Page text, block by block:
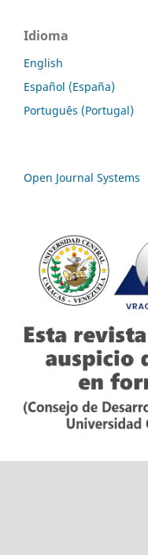
Idioma
English
Español (España)
Português (Portugal)
Open Journal Systems